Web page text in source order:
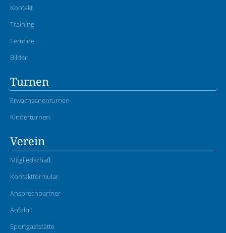
Kontakt
Training
Termine
Bilder
Turnen
Erwachsenenturnen
Kinderturnen
Verein
Mitgliedschaft
Kontaktformular
Ansprechpartner
Anfahrt
Sportgaststätte